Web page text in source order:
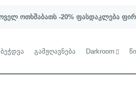
ოთხშაბათს -20% ფასდაკლება
ბეჭდვა გამჟღავნება Darkroom